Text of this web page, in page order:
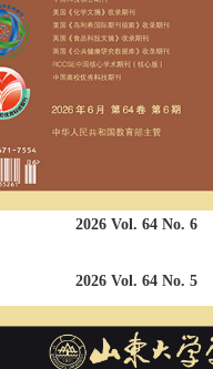
2026 Vol. 64 No. 6
2026 Vol. 64 No. 5